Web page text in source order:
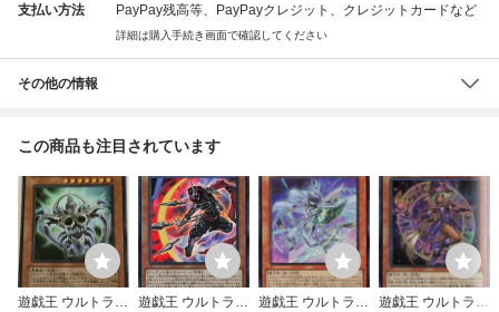
支払い方法 PayPay残高等、PayPayクレジット、クレジットカードなど
詳細は購入手続き画面で確認してください
その他の情報
この商品も注目されています
遊戯王 ウルトラ
遊戯王 ウルトラ
遊戯王 ウルトラ
遊戯王 ウルトラ